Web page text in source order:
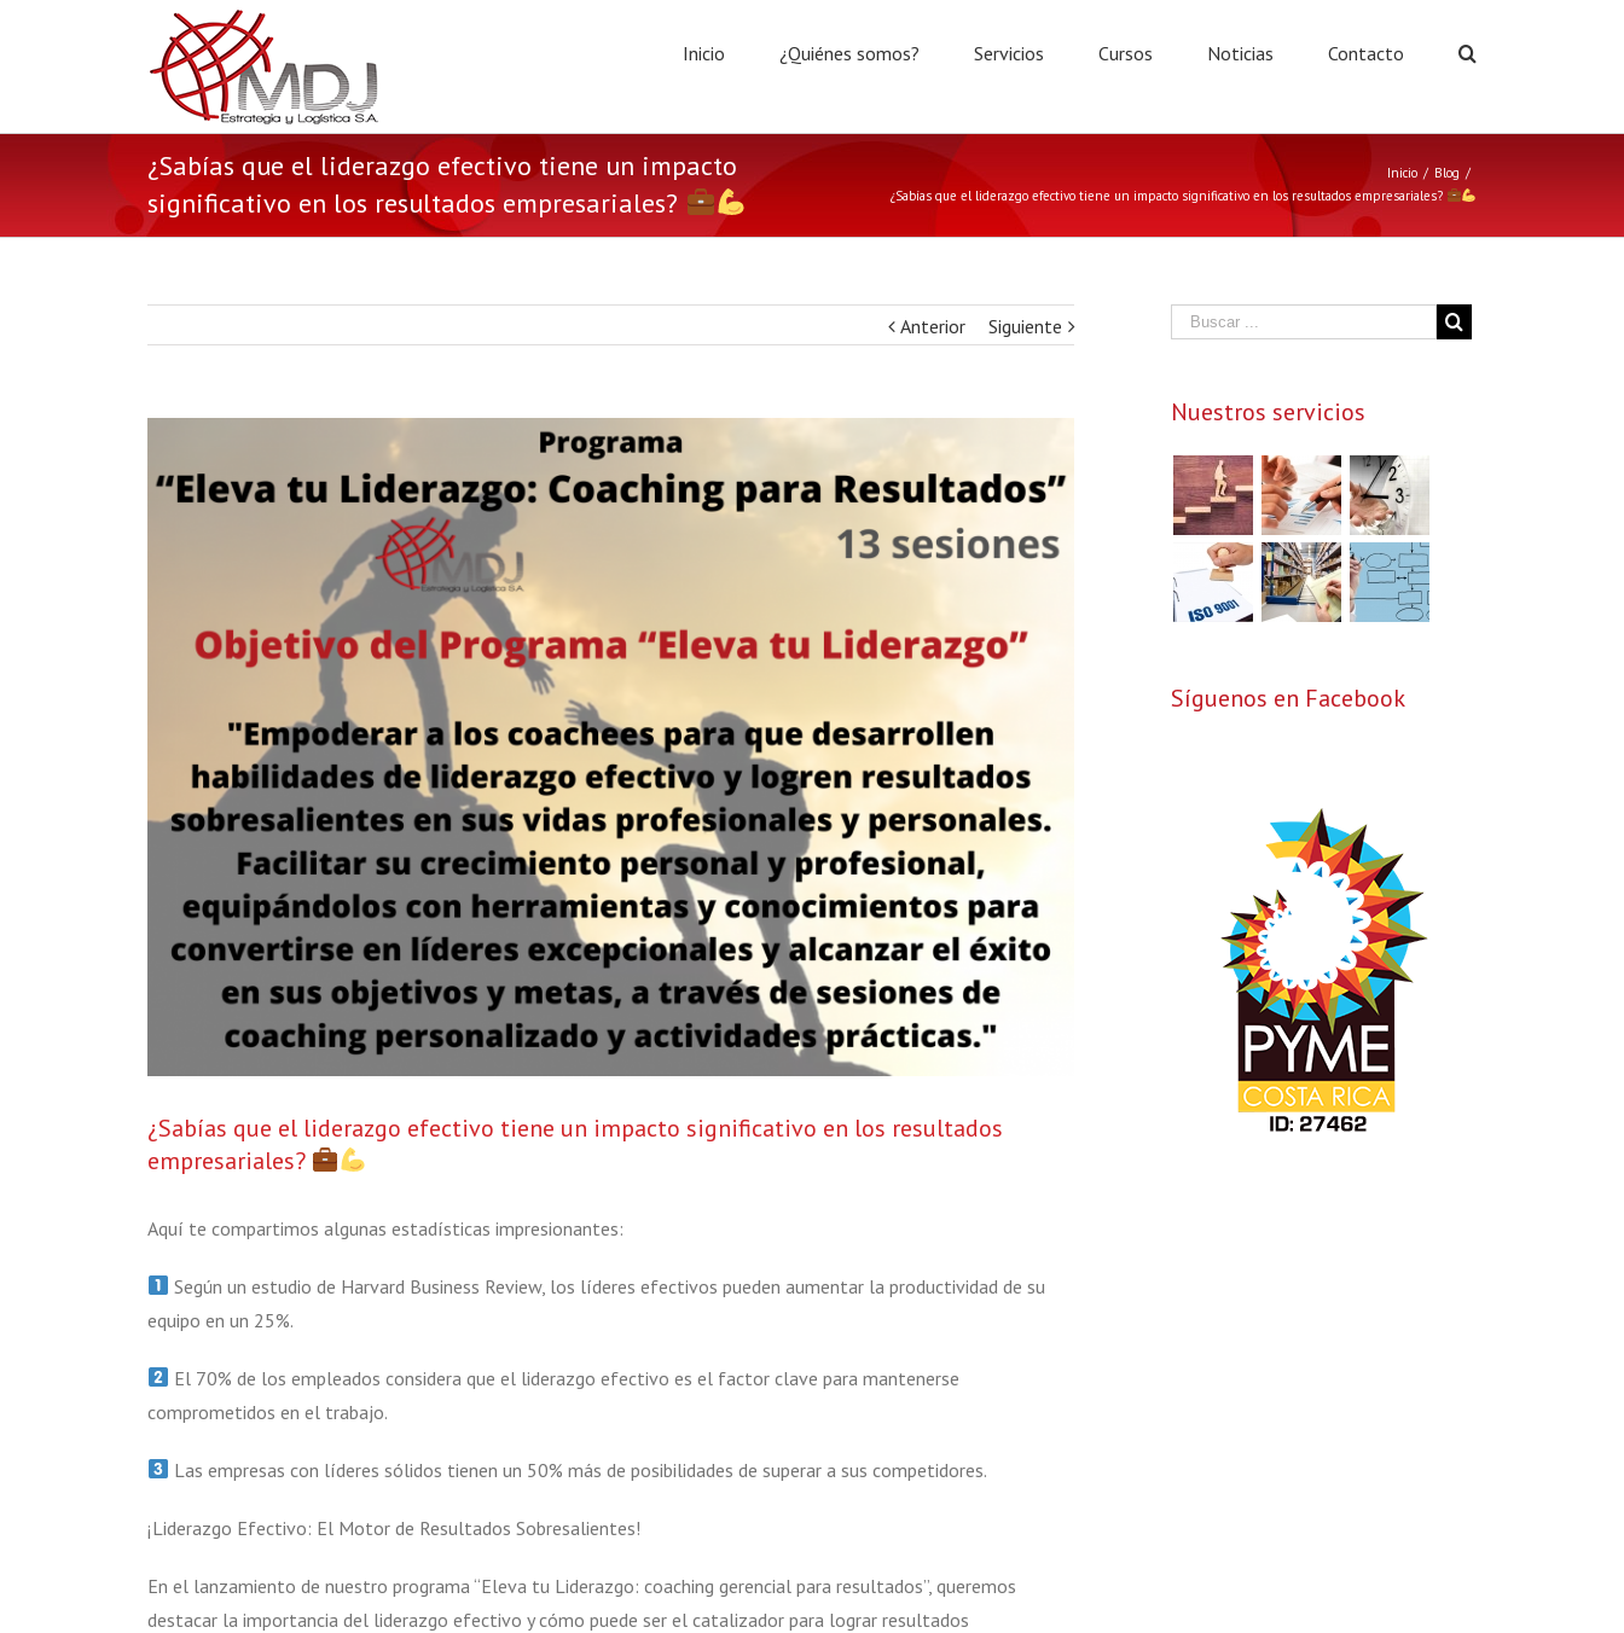
Inicio ¿Quiénes somos? Servicios Cursos Noticias Contacto
¿Sabías que el liderazgo efectivo tiene un impacto
significativo en los resultados empresariales?
Inicio / Blog /
¿Sabías que el liderazgo efectivo tiene un impacto significativo en los resultados empresariales?
Anterior Siguiente
Larger
Image
¿Sabías que el liderazgo efectivo tiene un impacto significativo en los resultados
empresariales?
Aquí te compartimos algunas estadísticas impresionantes:
Según un estudio de Harvard Business Review, los líderes efectivos pueden aumentar la productividad de su
equipo en un 25%.
El 70% de los empleados considera que el liderazgo efectivo es el factor clave para mantenerse
comprometidos en el trabajo.
Las empresas con líderes sólidos tienen un 50% más de posibilidades de superar a sus competidores.
¡Liderazgo Efectivo: El Motor de Resultados Sobresalientes!
En el lanzamiento de nuestro programa “Eleva tu Liderazgo: coaching gerencial para resultados”, queremos
destacar la importancia del liderazgo efectivo y cómo puede ser el catalizador para lograr resultados
Nuestros servicios
Síguenos en Facebook